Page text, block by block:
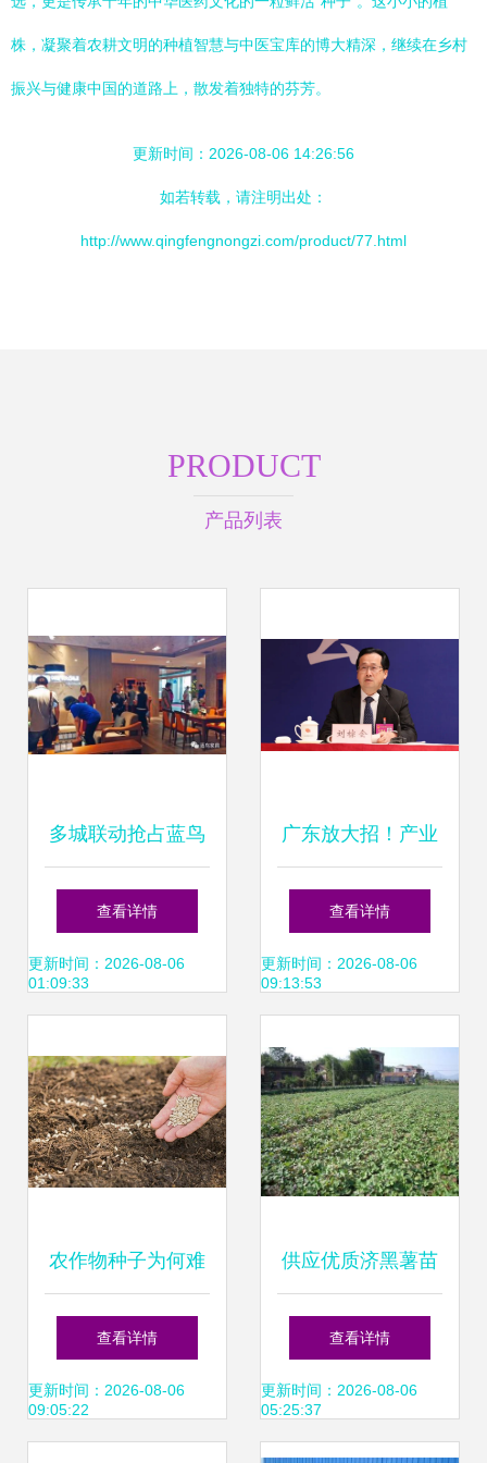
株，凝聚着农耕文明的种植智慧与中医宝库的博大精深，继续在乡村
振兴与健康中国的道路上，散发着独特的芬芳。
更新时间：2026-08-06 14:26:56
如若转载，请注明出处：
http://www.qingfengnongzi.com/product/77.html
PRODUCT
产品列表
多城联动抢占蓝鸟
家具工厂福利 团购
会火热进行中
查看详情
更新时间：2026-08-06
01:09:33
广东放大招！产业
科技火力全开，打
赢农作物种业翻身
查看详情
更新时间：2026-08-06
09:13:53
农作物种子为何难
以自留？探究背后
的科学原理与农业
查看详情
更新时间：2026-08-06
09:05:22
供应优质济黑薯苗
品种 价格、厂家与
农作物种苗全解析
查看详情
更新时间：2026-08-06
05:25:37